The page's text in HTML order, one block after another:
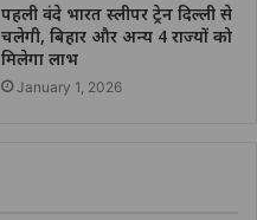
पहली वंदे भारत स्लीपर ट्रेन दिल्ली से
चलेगी, बिहार और अन्य 4 राज्यों को
मिलेगा लाभ
January 1, 2026